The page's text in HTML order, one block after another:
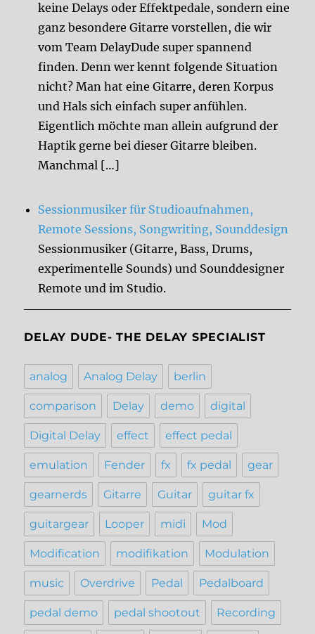
keine Delays oder Effektpedale, sondern eine
ganz besondere Gitarre vorstellen, die wir
vom Team DelayDude super spannend
finden. Denn wer kennt folgende Situation
nicht? Man hat eine Gitarre, deren Korpus
und Hals sich einfach super anfühlen.
Eigentlich möchte man allein aufgrund der
Haptik gerne bei dieser Gitarre bleiben.
Manchmal […]
Sessionmusiker für Studioaufnahmen,
Remote Sessions, Songwriting, Sounddesign
Sessionmusiker (Gitarre, Bass, Drums,
experimentelle Sounds) und Sounddesigner
Remote und im Studio.
DELAY DUDE- THE DELAY SPECIALIST
analog Analog Delay berlin
comparison Delay demo digital
Digital Delay effect effect pedal
emulation Fender fx fx pedal gear
gearnerds Gitarre Guitar guitar fx
guitargear Looper midi Mod
Modification modifikation Modulation
music Overdrive Pedal Pedalboard
pedal demo pedal shootout Recording